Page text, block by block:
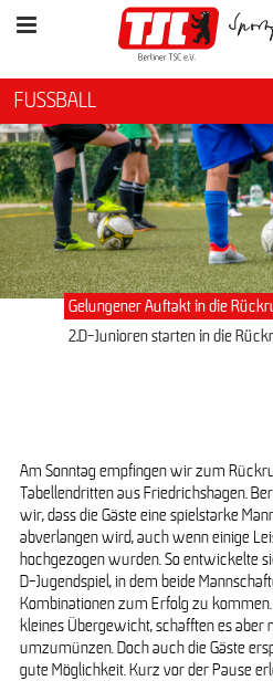
FUSSBALL
Gelungener Auftakt in die
2.D-Junioren starten in die
Am Sonntag empfingen wir zum
Tabellendritten aus Friedrichshagen.
wir, dass die Gäste eine spielstarke
abverlangen wird, auch wenn einige
hochgezogen wurden. So entwickelte
D-Jugendspiel, in dem beide
Kombinationen zum Erfolg zu
kleines Übergewicht, schafften es aber
umzumünzen. Doch auch die Gäste
gute Möglichkeit. Kurz vor der Pause